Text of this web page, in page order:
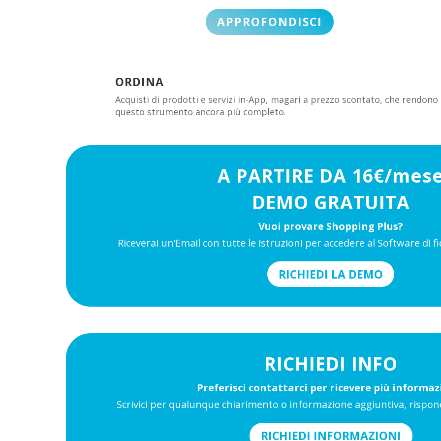
APPROFONDISCI
ORDINA
Acquisti di prodotti e servizi in-App, magari a prezzo scontato, che rendono
questo strumento ancora più completo.
A PARTIRE DA 16€/
DEMO GRATUITA
Vuoi provare Shopping Plus?
Riceverai un’Email con tutte le istruzioni per accedere al Software di
RICHIEDI LA DEMO
RICHIEDI INFO
Preferisci contattarci per ricevere più
Scrivici per qualunque chiarimento o informazione aggiuntiva,
RICHIEDI INFORMAZIONI